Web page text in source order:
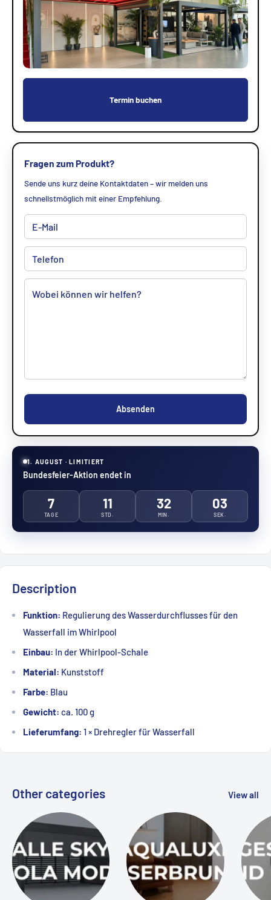
Termin buchen
Fragen zum Produkt?
Sende uns kurz deine Kontaktdaten – wir melden uns
schnellstmöglich mit einer Empfehlung.
Absenden
1. AUGUST · LIMITIERT
Bundesfeier-Aktion endet in
7
TAGE
11
STD.
32
MIN.
02
SEK.
Description
Funktion: Regulierung des Wasserdurchflusses für den
Wasserfall im Whirlpool
Einbau: In der Whirlpool-Schale
Material: Kunststoff
Farbe: Blau
Gewicht: ca. 100 g
Lieferumfang: 1 × Drehregler für Wasserfall
Other categories View all